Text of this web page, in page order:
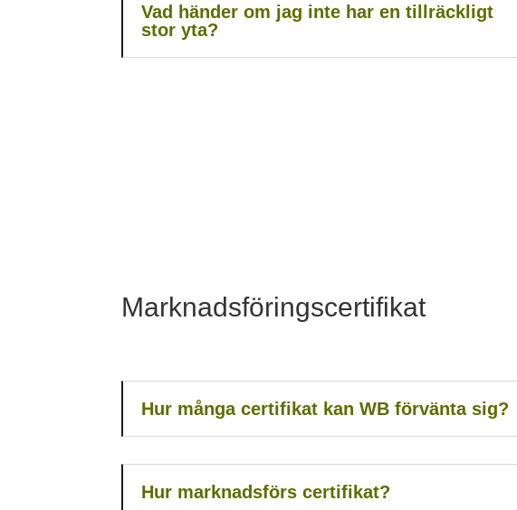
Vad händer om jag inte har en tillräckligt
stor yta?
Marknadsföringscertifikat
Hur många certifikat kan WB förvänta sig?
Hur marknadsförs certifikat?